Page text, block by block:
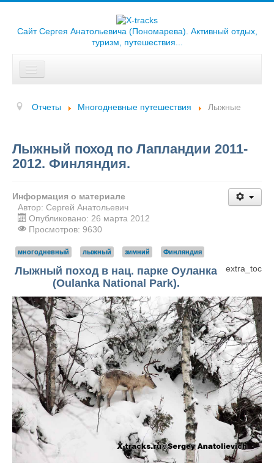
Сайт Сергея Анатольевича (Пономарева). Активный отдых,
туризм, путешествия...
Карты
Фотоальбомы
О сайте
Отчеты Многодневные путешествия Лыжные
Лыжный поход по Лапландии 2011-
2012. Финляндия.
Информация о материале
Автор: Сергей Анатольевич
Опубликовано: 26 марта 2012
Просмотров: 9630
многодневный лыжный зимний Финляндия
extra_toc
Лыжный поход в нац. парке Оуланка
(Oulanka National Park).